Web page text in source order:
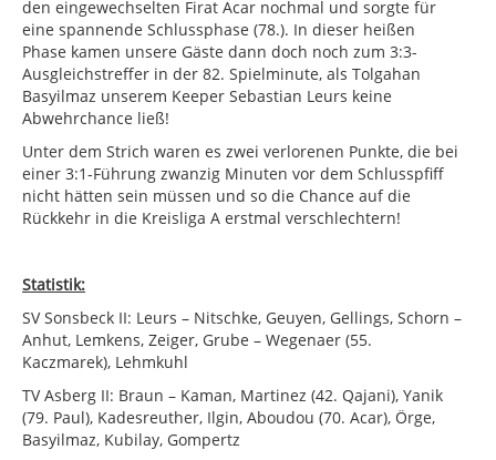
den eingewechselten Firat Acar nochmal und sorgte für
eine spannende Schlussphase (78.). In dieser heißen
Phase kamen unsere Gäste dann doch noch zum 3:3-
Ausgleichstreffer in der 82. Spielminute, als Tolgahan
Basyilmaz unserem Keeper Sebastian Leurs keine
Abwehrchance ließ!
Unter dem Strich waren es zwei verlorenen Punkte, die bei
einer 3:1-Führung zwanzig Minuten vor dem Schlusspfiff
nicht hätten sein müssen und so die Chance auf die
Rückkehr in die Kreisliga A erstmal verschlechtern!
Statistik:
SV Sonsbeck II: Leurs – Nitschke, Geuyen, Gellings, Schorn –
Anhut, Lemkens, Zeiger, Grube – Wegenaer (55.
Kaczmarek), Lehmkuhl
TV Asberg II: Braun – Kaman, Martinez (42. Qajani), Yanik
(79. Paul), Kadesreuther, Ilgin, Aboudou (70. Acar), Örge,
Basyilmaz, Kubilay, Gompertz